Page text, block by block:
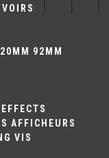
92MM
EFFECTS
AFFICHEURS
VIS